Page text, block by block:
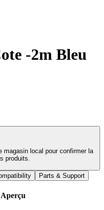
-2m Bleu
magasin local pour confirmer la
produits.
Parts & Support
Aperçu